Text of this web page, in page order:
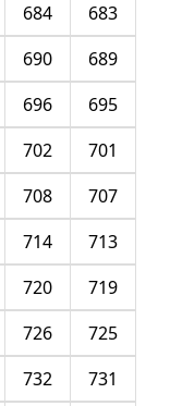
683
684
689
690
695
696
701
702
707
708
713
714
719
720
725
726
731
732